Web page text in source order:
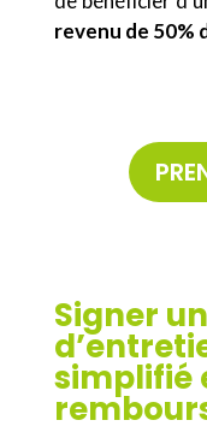
revenu de 50%
Signer
simplifié